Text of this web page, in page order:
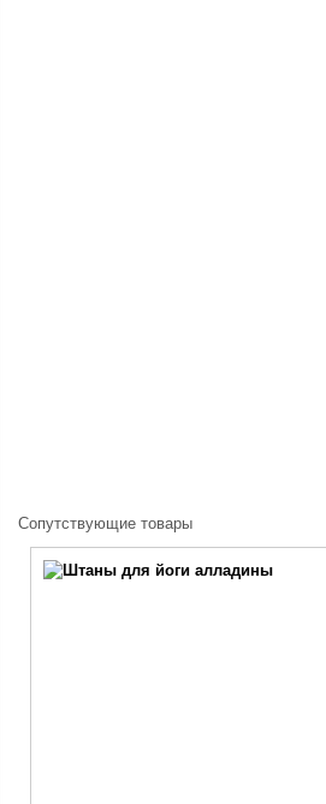
Сопутствующие товары